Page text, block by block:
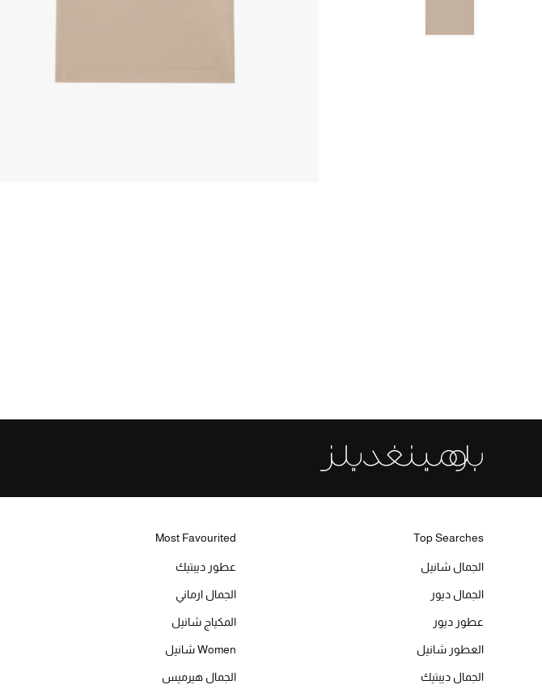
Top Searches
الجمال شانيل
الجمال ديور
عطور ديور
العطور شانيل
الجمال ديبتيك
Most Favourited
عطور ديبتيك
الجمال ارماني
المكياج شانيل
Women شانيل
الجمال هيرميس